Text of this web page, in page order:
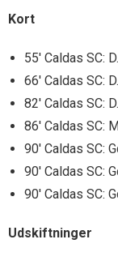
Kort
55′ Caldas SC:
66′ Caldas SC:
82′ Caldas SC:
86′ Caldas SC:
90′ Caldas SC:
90′ Caldas SC:
90′ Caldas SC:
Udskiftninger